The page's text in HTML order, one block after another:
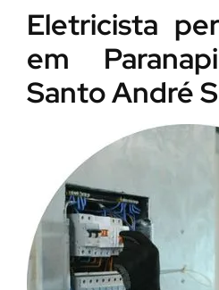
Eletricista
em
Santo André